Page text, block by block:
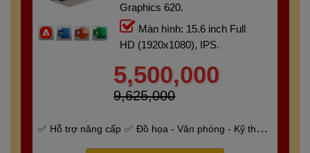
Graphics 620.
Màn hình: 15.6 inch Full
HD (1920x1080), IPS.
5,500,000
9,625,000
Hỗ trợ nâng cấp
Đồ họa - Văn phòng - Kỹ thuật